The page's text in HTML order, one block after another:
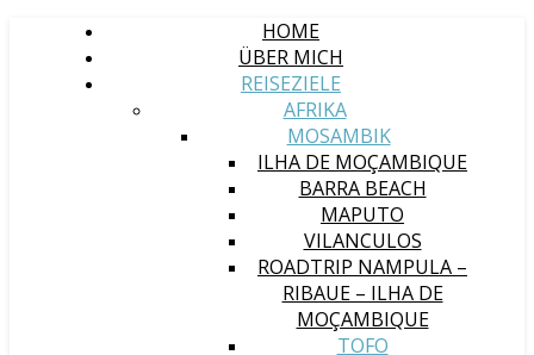
HOME
ÜBER MICH
REISEZIELE
AFRIKA
MOSAMBIK
ILHA DE MOÇAMBIQUE
BARRA BEACH
MAPUTO
VILANCULOS
ROADTRIP NAMPULA –
RIBAUE – ILHA DE
MOÇAMBIQUE
TOFO